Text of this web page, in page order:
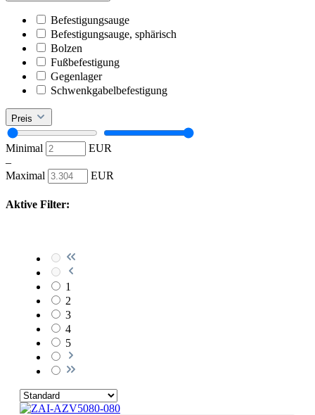
Befestigungsauge
Befestigungsauge, sphärisch
Bolzen
Fußbefestigung
Gegenlager
Schwenkgabelbefestigung
Preis
Minimal
EUR
–
Maximal
EUR
Aktive Filter:
1
2
3
4
5